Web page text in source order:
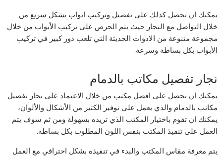
يمكنك ان تحصل كذلك على تفصيل وتركيب ابواب بشكل سريع من
خلال التواصل مع النجار حيث يتم الحرص على تركيب الأبواب من خلال
مجموعة متنوعة من الادوات الحديثة التي تلعب دور كبير في تركيب
الأبواب بكل بساطة وسرعة.
نجار تفصيل مكاتب بالدمام
يمكنك ان تحصل على افضل مكتب من خلال الاعتماد على نجار تفصيل
مكاتب بالدمام والذي يعمل على توفير الكثير من الأشكال والألوان،
يمكنك ان تقوم باختيار المكتب الذي تريده بسهولة ومن ثم سوف يتم
العمل على تنفيذ المكتب بنفس اللون المطلوب بكل بساطة.
يتم معرفة مقاس المكتب والبدء في تنفيذه بشكل احترافي مع العمل